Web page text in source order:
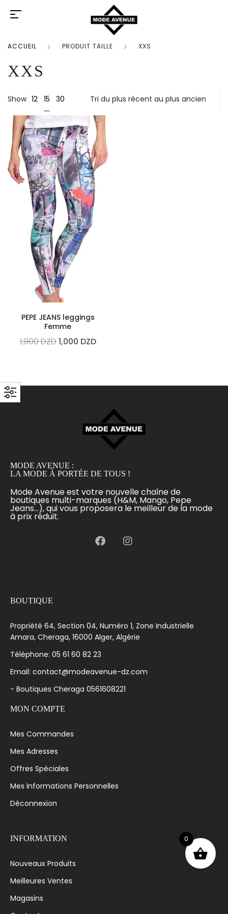
ACCUEIL PRODUIT TAILLE XXS
XXS
Show 12 15 30
PEPE JEANS leggings
Femme
1,900DZD1,000 DZD
MODE AVENUE :
LA MODE À PORTÉE DE TOUS !
Mode Avenue est votre nouvelle chaîne de
boutiques multi-marques (H&M, Mango, Pepe
Jeans...), qui vous proposera le meilleur de la mode
à prix réduit.
BOUTIQUE
Propriété 64, Section 04, Numéro 1, Zone Industrielle
Amara, Cheraga, 16000 Alger, Algérie
Téléphone: 05 61 60 82 23
Email: contact@modeavenue-dz.com
- Boutiques Cheraga 0561608221
MON COMPTE
Mes Commandes
Mes Adresses
Offres Spéciales
Mes Informations Personnelles
Déconnexion
INFORMATION
Nouveaux Produits
Meilleures Ventes
Magasins
0